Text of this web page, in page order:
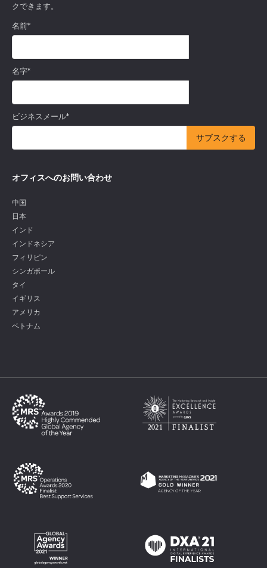
クできます。
名前*
名字*
ビジネスメール*
オフィスへのお問い合わせ
中国
日本
インド
インドネシア
フィリピン
シンガポール
タイ
イギリス
アメリカ
ベトナム